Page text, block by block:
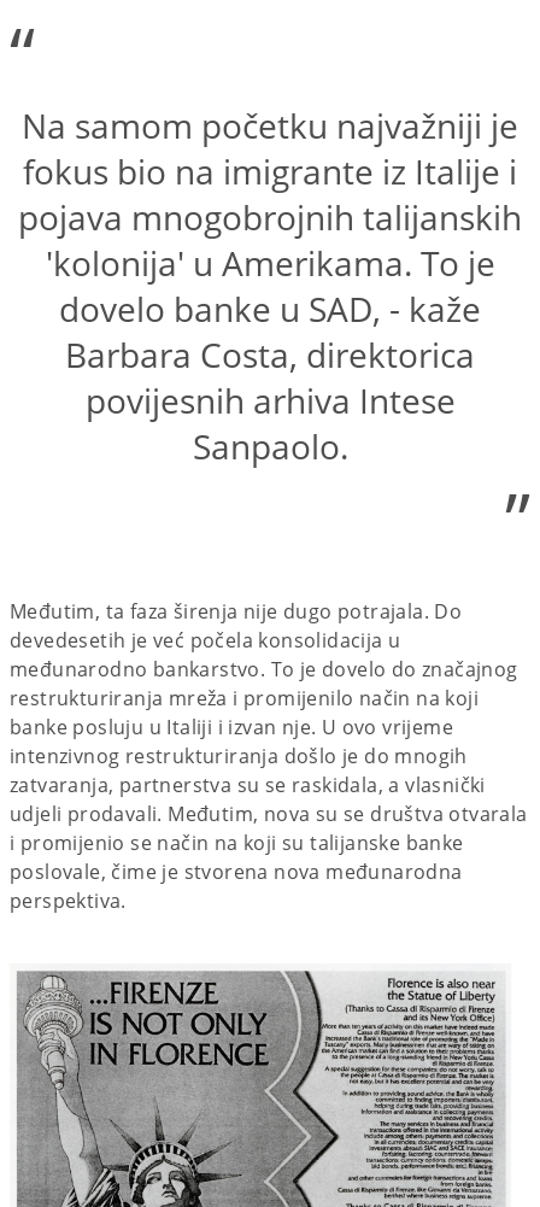
“
Na samom početku najvažniji je
fokus bio na imigrante iz Italije i
pojava mnogobrojnih talijanskih
'kolonija' u Amerikama. To je
dovelo banke u SAD, - kaže
Barbara Costa, direktorica
povijesnih arhiva Intese
Sanpaolo.
”
Međutim, ta faza širenja nije dugo potrajala. Do
devedesetih je već počela konsolidacija u
međunarodno bankarstvo. To je dovelo do značajnog
restrukturiranja mreža i promijenilo način na koji
banke posluju u Italiji i izvan nje. U ovo vrijeme
intenzivnog restrukturiranja došlo je do mnogih
zatvaranja, partnerstva su se raskidala, a vlasnički
udjeli prodavali. Međutim, nova su se društva otvarala
i promijenio se način na koji su talijanske banke
poslovale, čime je stvorena nova međunarodna
perspektiva.